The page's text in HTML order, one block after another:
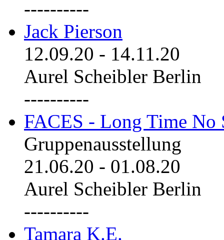
----------
Jack Pierson
12.09.20 - 14.11.20
Aurel Scheibler Berlin
----------
FACES - Long Time No
Gruppenausstellung
21.06.20 - 01.08.20
Aurel Scheibler Berlin
----------
Tamara K.E.